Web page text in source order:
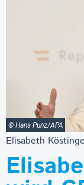
© Hans Punz/APA
Elisabeth